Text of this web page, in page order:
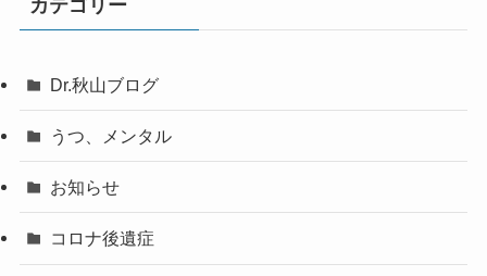
カテゴリー
Dr.秋山ブログ
うつ、メンタル
お知らせ
コロナ後遺症